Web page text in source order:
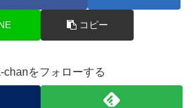
コピー
chanをフォローする